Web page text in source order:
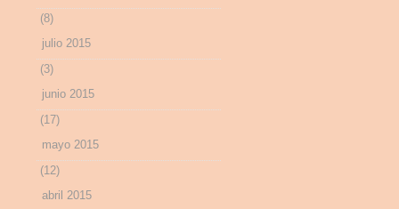
(8)
julio 2015
(3)
junio 2015
(17)
mayo 2015
(12)
abril 2015